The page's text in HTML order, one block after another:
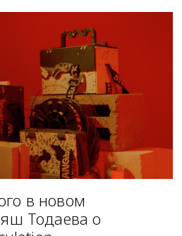
в новом
Тодаева о